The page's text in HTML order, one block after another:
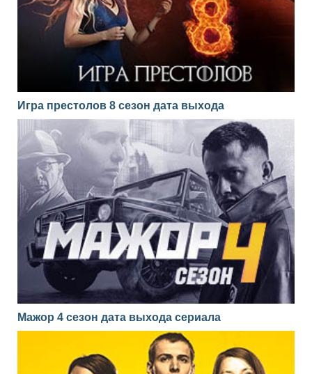
Игра престолов 8 сезон дата выхода
Мажор 4 сезон дата выхода сериала